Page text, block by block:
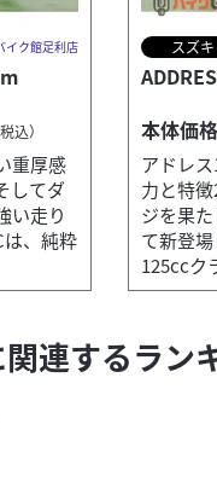
万円（税込）
イク館足利店
税込）
重厚感
してダ
い走り
は、純粋
スズキ
本体価
アドレ
力と特
ジを果
て新登
125ccク
連するラン